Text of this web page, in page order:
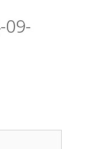
09-